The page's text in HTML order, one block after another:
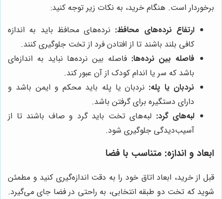
برخوردار است. هنگام خرید، به نکات زیر توجه کنید:
ارتفاع نرده‌های محافظ: نرده‌های محافظ باید به اندازه
کافی بلند باشند تا از افتادن فرد از تخت جلوگیری کنند.
فاصله بین نرده‌ها: فاصله بین نرده‌ها نباید به اندازه‌ای
باشد که سر یا اندام کودک از آن عبور کند.
نردبان یا پله: نردبان یا پله باید محکم و ایمن باشد و
دارای دستگیره برای گرفتن باشد.
لبه‌های گرد: لبه‌های تخت باید گرد و صاف باشند تا از
آسیب‌دیدگی جلوگیری شود.
ابعاد و اندازه: متناسب با فضا
قبل از خرید، ابعاد اتاق خود را به دقت اندازه‌گیری کنید و مطمئن
شوید که تخت دو طبقه انتخابی، به راحتی در فضا جای می‌گیرد.